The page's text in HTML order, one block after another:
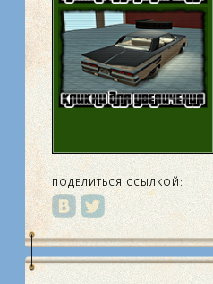
ПОДЕЛИТЬСЯ ССЫЛКОЙ: